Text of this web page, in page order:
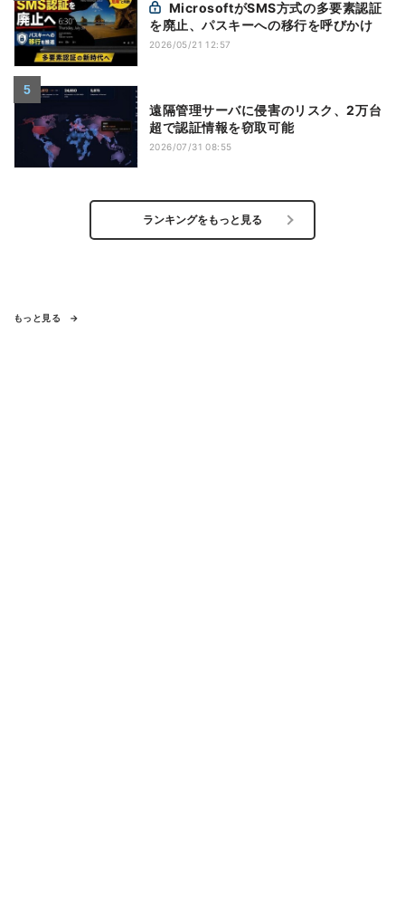
を廃止、パスキーへの移行を呼びかけ
2026/05/21 12:57
遠隔管理サーバに侵害のリスク、2万台
超で認証情報を窃取可能
2026/07/31 08:55
ランキングをもっと見る
もっと見る